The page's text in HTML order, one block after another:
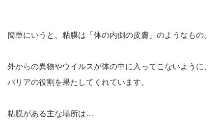
簡単にいうと、粘膜は「体の内側の皮膚」のようなもの。
外からの異物やウイルスが体の中に入ってこないように、
バリアの役割 を果たしてくれています。
粘膜がある主な場所は…